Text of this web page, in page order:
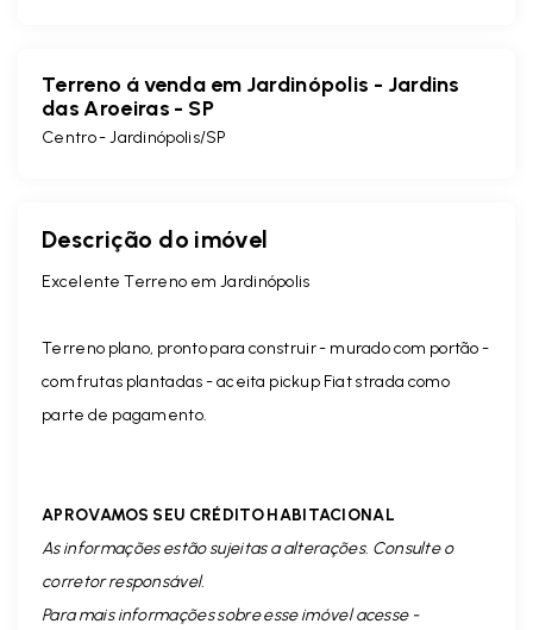
Terreno á venda em Jardinópolis - Jardins
das Aroeiras - SP
Centro - Jardinópolis/SP
Descrição do imóvel
Excelente Terreno em Jardinópolis
Terreno plano, pronto para construir - murado com portão -
com frutas plantadas - aceita pickup Fiat strada como
parte de pagamento.
APROVAMOS SEU CRÉDITO HABITACIONAL
As informações estão sujeitas a alterações. Consulte o
corretor responsável.
Para mais informações sobre esse imóvel acesse -